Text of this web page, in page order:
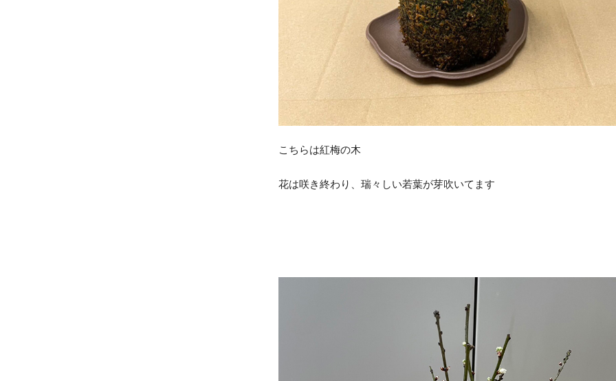
こちらは紅梅の木
花は咲き終わり、瑞々しい若葉が芽吹いてます